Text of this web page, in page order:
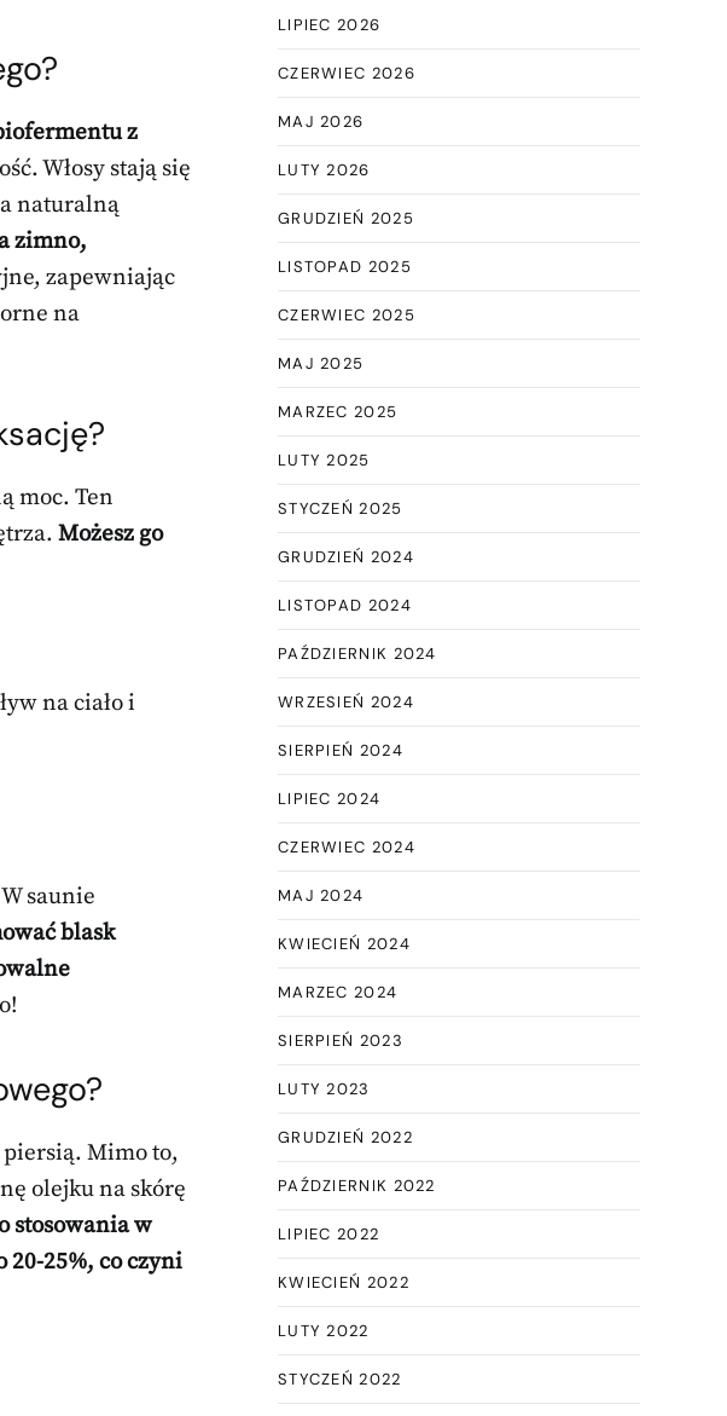
z
Włosy stają się
naturalną
zimno,
zapewniając
na
moc. Ten
Możesz go
na ciało i
saunie
blask
Mimo to,
olejku na skórę
stosowania w
20-25%, co czyni
LIPIEC 2026
CZERWIEC 2026
MAJ 2026
LUTY 2026
GRUDZIEŃ 2025
LISTOPAD 2025
CZERWIEC 2025
MAJ 2025
MARZEC 2025
LUTY 2025
STYCZEŃ 2025
GRUDZIEŃ 2024
LISTOPAD 2024
PAŹDZIERNIK 2024
WRZESIEŃ 2024
SIERPIEŃ 2024
LIPIEC 2024
CZERWIEC 2024
MAJ 2024
KWIECIEŃ 2024
MARZEC 2024
SIERPIEŃ 2023
LUTY 2023
GRUDZIEŃ 2022
PAŹDZIERNIK 2022
LIPIEC 2022
KWIECIEŃ 2022
LUTY 2022
STYCZEŃ 2022